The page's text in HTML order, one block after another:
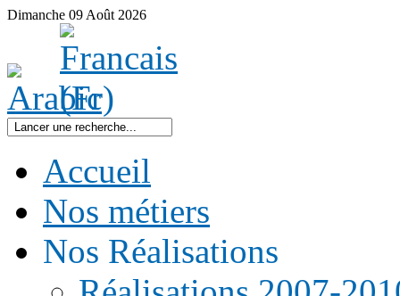
Dimanche 09 Août 2026
Accueil
Nos métiers
Nos Réalisations